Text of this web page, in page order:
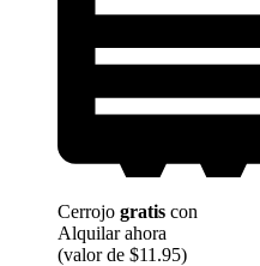
Cerrojo gratis con
Alquilar ahora
(valor de $11.95)